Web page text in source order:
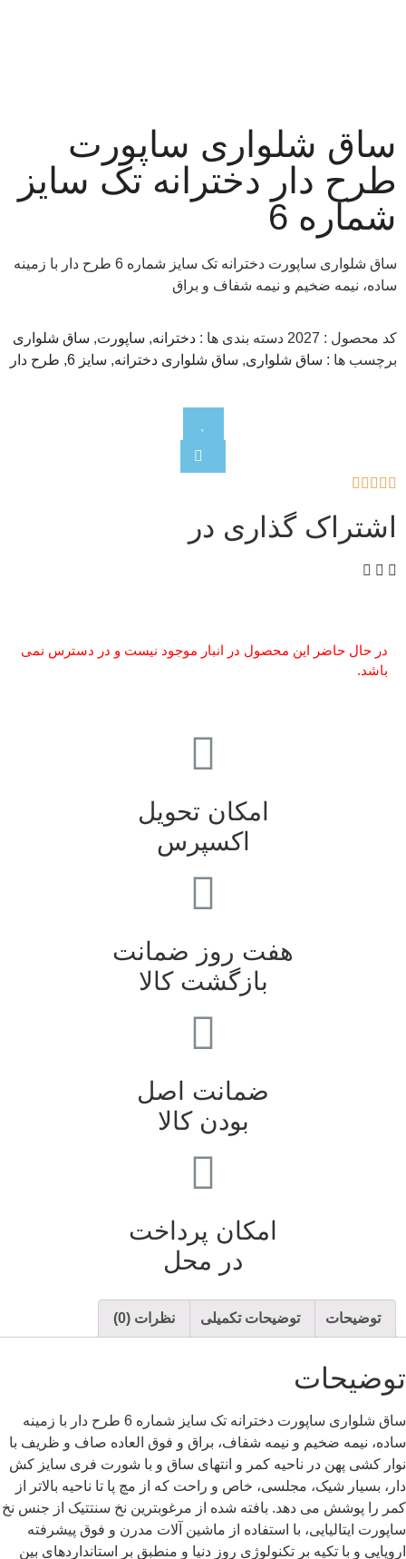
ساق شلواری ساپورت
طرح دار دخترانه تک سایز
شماره 6
ساق شلواری ساپورت دخترانه تک سایز شماره 6 طرح دار با زمینه
ساده، نیمه ضخیم و نیمه شفاف و براق
کد محصول : 2027 دسته بندی ها : دخترانه, ساپورت, ساق شلواری
برچسب ها : ساق شلواری, ساق شلواری دخترانه, سایز 6 , طرح دار





اشتراک گذاری در
در حال حاضر این محصول در انبار موجود نیست و در دسترس نمی
باشد.
امکان تحویل
اکسپرس
هفت روز ضمانت
بازگشت کالا
ضمانت اصل
بودن کالا
امکان پرداخت
در محل
توضیحات توضیحات تکمیلی نظرات (0)
توضیحات
ساق شلواری ساپورت دخترانه تک سایز شماره 6 طرح دار با زمینه
ساده، نیمه ضخیم و نیمه شفاف، براق و فوق العاده صاف و ظریف با
نوار کشی پهن در ناحیه کمر و انتهای ساق و با شورت فری سایز کش
دار، بسیار شیک، مجلسی، خاص و راحت که از مچ پا تا ناحیه بالاتر از
کمر را پوشش می دهد. بافته شده از مرغوبترین نخ سنتتیک از جنس نخ
ساپورت ایتالیایی، با استفاده از ماشین آلات مدرن و فوق پیشرفته
اروپایی و با تکیه بر تکنولوژی روز دنیا و منطبق بر استانداردهای بین